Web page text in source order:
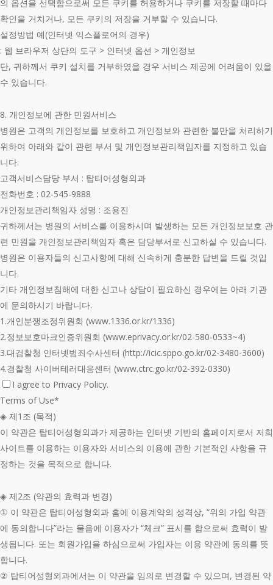
의 옵션을 선택함으로써 모든 쿠키를 허용하거나 쿠키를 저장할 때마다
확인을 거치거나, 모든 쿠키의 저장을 거부할 수 있습니다.
설정방법 예(인터넷 익스플로어의 경우)
: 웹 브라우저 상단의 도구 > 인터넷 옵션 > 개인정보
단, 귀하께서 쿠키 설치를 거부하였을 경우 서비스 제공에 어려움이 있을
수 있습니다.
8. 개인정보에 관한 민원서비스
병원은 고객의 개인정보를 보호하고 개인정보와 관련한 불만을 처리하기
위하여 아래와 같이 관련 부서 및 개인정보관리책임자를 지정하고 있습
니다.
고객서비스담당 부서 : 탑티어성형외과
전화번호 : 02-545-9888
개인정보관리책임자 성명 : 조용진
귀하께서는 병원의 서비스를 이용하시며 발생하는 모든 개인정보보호 관
련 민원을 개인정보관리책임자 혹은 담당부서로 신고하실 수 있습니다.
병원은 이용자들의 신고사항에 대해 신속하게 충분한 답변을 드릴 것입
니다.
기타 개인정보침해에 대한 신고나 상담이 필요하신 경우에는 아래 기관
에 문의하시기 바랍니다.
1.개인분쟁조정위원회 (www.1336.or.kr/1336)
2.정보보호마크인증위원회 (www.eprivacy.or.kr/02-580-0533~4)
3.대검찰청 인터넷범죄수사센터 (http://icic.sppo.go.kr/02-3480-3600)
4.경찰청 사이버테러대응센터 (www.ctrc.go.kr/02-392-0330)
I agree to Privacy Policy.
Terms of Use*
◈ 제1조 (목적)
이 약관은 탑티어성형외과가 제공하는 인터넷 기반의 홈페이지로서 저희
사이트를 이용하는 이용자와 서비스의 이용에 관한 기본적인 사항을 규
정하는 것을 목적으로 합니다.
◈ 제2조 (약관의 효력과 변경)
① 이 약관은 탑티어성형외과 홈에 이용계약의 성격상, “위의 가입 약관
에 동의합니다”라는 물음에 이용자가 “체크” 표시를 함으로써 효력이 발
생됩니다. 또는 회원가입을 하심으로써 가입자는 이용 약관에 동의를 뜻
합니다.
② 탑티어성형외과에서는 이 약관을 임의로 변경할 수 있으며, 변경된 약